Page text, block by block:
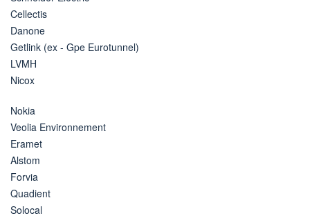
Cellectis
Danone
Getlink (ex - Gpe Eurotunnel)
LVMH
Nicox
Nokia
Veolia Environnement
Eramet
Alstom
Forvia
Quadient
Solocal